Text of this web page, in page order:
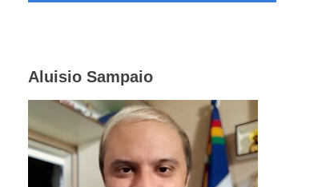
Aluisio Sampaio